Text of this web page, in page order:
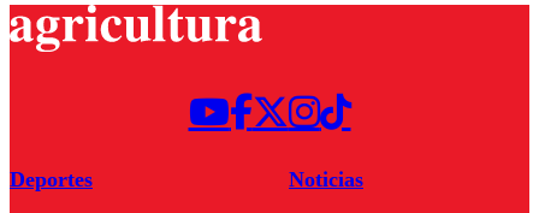
Deportes
Noticias